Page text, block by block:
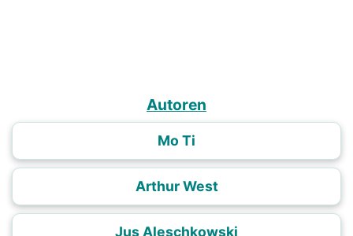
Autoren
Mo Ti
Arthur West
Jus Aleschkowski